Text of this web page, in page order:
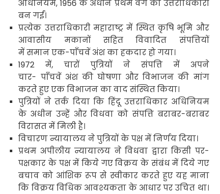
अधिनियम, 1956के अधीन प्रथम वर्ग की उत्तराधिकारी
बन गईं।
प्रत्येक उत्तराधिकारी महाराष्ट्र में स्थित कृषि भूमि और
आवासीय मकानों सहित विवादित संपत्तियों
में समान एक-पाँचवें अंश का हकदार हो गया।
1972में,चारों पुत्रियों ने संपत्ति में अपने
चार- पाँचवें अंश की घोषणा और विभाजन की मांग
करते हुए एक विभाजन का वादसंस्थित किया।
पुत्रियों ने तर्क दिया कि हिंदू उत्तराधिकार अधिनियम
के अधीन उन्हें और विधवा को संपत्ति बराबर-बराबर
विरासत में मिली है।
विचारण न्यायालय ने पुत्रियों के पक्ष में निर्णय दिया।
प्रथम अपीलीय न्यायालय ने विधवा द्वारा किसी पर-
पक्षकार के पक्ष में किये गए विक्रय के संबंध में दिये गए
बचाव को आंशिक रूप से स्वीकार करते हुए यह माना
कि विक्रय विधिक आवश्यकता के आधार पर उचित था।